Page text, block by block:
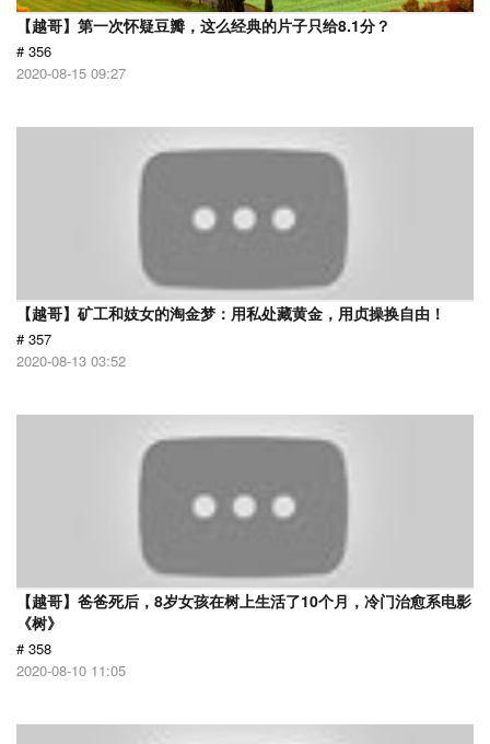
【越哥】第一次怀疑豆瓣，这么经典的片子只给8.1分？
# 356
2020-08-15 09:27
【越哥】矿工和妓女的淘金梦：用私处藏黄金，用贞操换自由！
# 357
2020-08-13 03:52
【越哥】爸爸死后，8岁女孩在树上生活了10个月，冷门治愈系电影
《树》
# 358
2020-08-10 11:05